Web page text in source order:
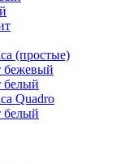
(простые)
бежевый
белый
Quadro
белый